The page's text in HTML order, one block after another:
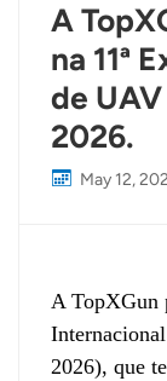
A
na 11ª
de
2026.
May 12,
A TopXGun
2026), que